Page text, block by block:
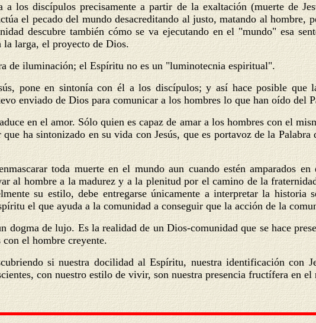
a los discípulos precisamente a partir de la exaltación (muerte de
el pecado del mundo desacreditando al justo, matando al
descubre también cómo se va ejecutando en el "mundo" esa
larga, el proyecto de Dios.
de iluminación; el Espíritu no es un "luminotecnia espiritual".
pone en sintonía con él a los discípulos; y así hace posible que
enviado de Dios para comunicar a los hombres lo que han oído del
en el amor. Sólo quien es capaz de amar a los hombres con el
ha sintonizado en su vida con Jesús, que es portavoz de la
toda muerte en el mundo aun cuando estén amparados
al hombre a la madurez y a la plenitud por el camino de la
su estilo, debe entregarse únicamente a interpretar la
el que ayuda a la comunidad a conseguir que la acción de la
dogma de lujo. Es la realidad de un Dios-comunidad que se hace
el hombre creyente.
si nuestra docilidad al Espíritu, nuestra identificación con
con nuestro estilo de vivir, son nuestra presencia fructífera en el